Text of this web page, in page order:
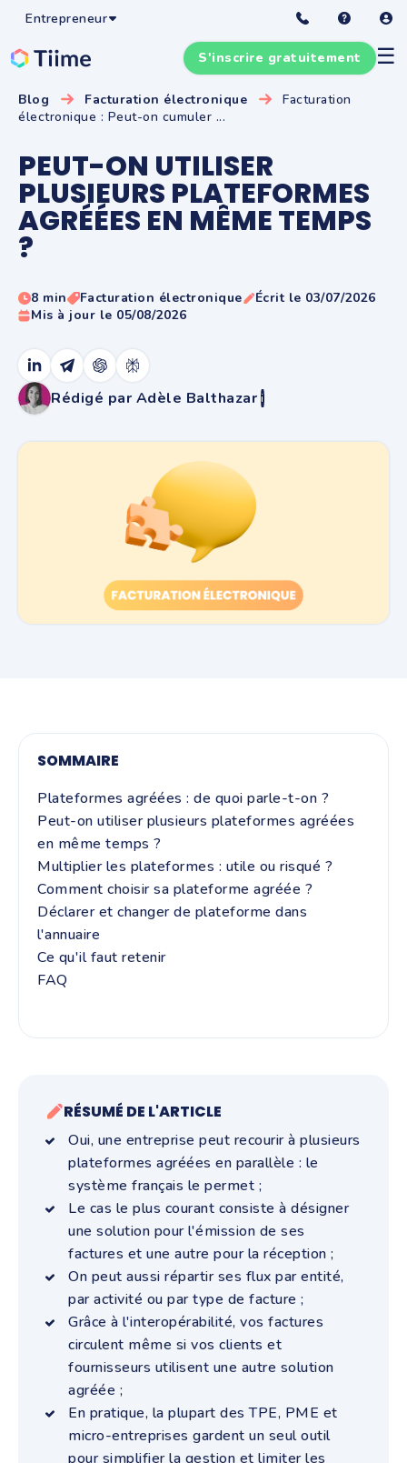
Entrepreneur
☰
S'inscrire gratuitement
Blog Facturation électronique
Facturation
électronique : Peut-on cumuler ...
PEUT-ON UTILISER
PLUSIEURS PLATEFORMES
AGRÉÉES EN MÊME TEMPS
?
8 min Facturation électronique
Écrit le 03/07/2026
Mis à jour le 05/08/2026
Rédigé par Adèle Balthazar i
SOMMAIRE
Plateformes agréées : de quoi parle-t-on ?
Peut-on utiliser plusieurs plateformes agréées
en même temps ?
Multiplier les plateformes : utile ou risqué ?
Comment choisir sa plateforme agréée ?
Déclarer et changer de plateforme dans
l'annuaire
Ce qu'il faut retenir
FAQ
RÉSUMÉ DE L'ARTICLE
Oui, une entreprise peut recourir à plusieurs
plateformes agréées en parallèle : le
système français le permet ;
Le cas le plus courant consiste à désigner
une solution pour l'émission de ses
factures et une autre pour la réception ;
On peut aussi répartir ses flux par entité,
par activité ou par type de facture ;
Grâce à l'interopérabilité, vos factures
circulent même si vos clients et
fournisseurs utilisent une autre solution
agréée ;
En pratique, la plupart des TPE, PME et
micro-entreprises gardent un seul outil
pour simplifier la gestion et limiter les